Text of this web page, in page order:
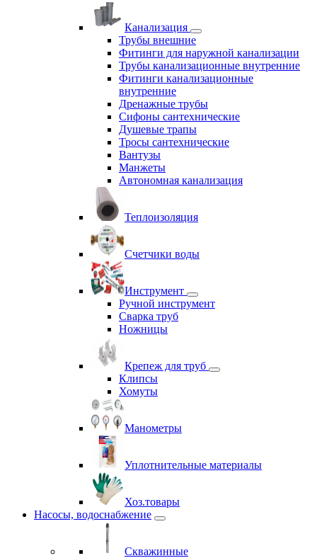
Канализация
Трубы внешние
Фитинги для наружной канализации
Трубы канализационные внутренние
Фитинги канализационные
внутренние
Дренажные трубы
Сифоны сантехнические
Душевые трапы
Тросы сантехнические
Вантузы
Манжеты
Автономная канализация
Теплоизоляция
Счетчики воды
Инструмент
Ручной инструмент
Сварка труб
Ножницы
Крепеж для труб
Клипсы
Хомуты
Манометры
Уплотнительные материалы
Хоз.товары
Насосы, водоснабжение
Скважинные